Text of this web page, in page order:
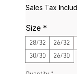
Sales Tax
Size *
28/32 26/32
30/30
26/30